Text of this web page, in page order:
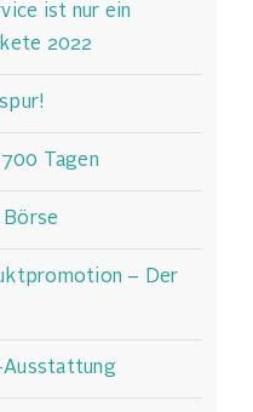
ist nur ein
2022
Tagen
Börse
– Der
Ausstattung